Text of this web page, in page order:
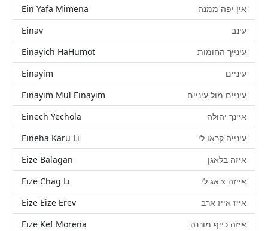
Ein Yafa Mimena
אין יפה ממנה
Einav
עינב
Einayich HaHumot
עינייך החומות
Einayim
עיניים
Einayim Mul Einayim
עיניים מול עיניים
Einech Yechola
איינך יהולה
Eineha Karu Li
עינייה קראו לי
Eize Balagan
איזה בלאגן
Eize Chag Li
אייזה צ'אג לי
Eize Eize Erev
אייז אייז ארב
Eize Kef Morena
איזה כייף מורנה